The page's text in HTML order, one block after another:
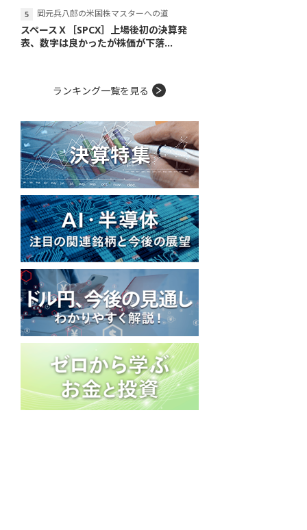
岡元兵八郎の米国株マスターへの道
スペースＸ［SPCX］上場後初の決算発
表、数字は良かったが株価が下落...
ランキング一覧を見る